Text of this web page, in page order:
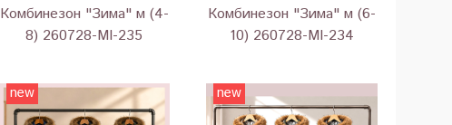
Комбинезон "Зима" м (4-
8) 260728-MI-235
Комбинезон "Зима" м (6-
10) 260728-MI-234
new new